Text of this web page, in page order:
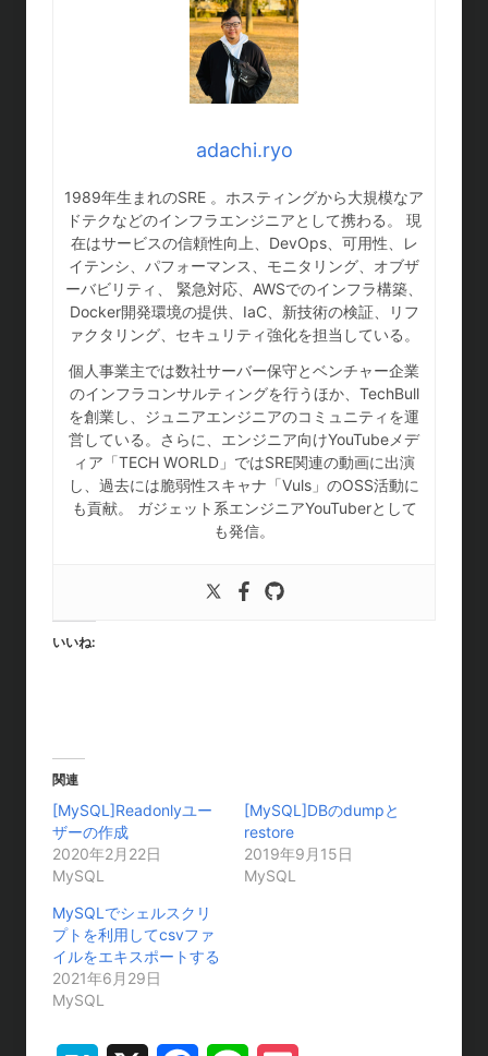
adachi.ryo
1989年生まれのSRE 。ホスティングから大規模なア
ドテクなどのインフラエンジニアとして携わる。 現
在はサービスの信頼性向上、DevOps、可用性、レ
イテンシ、パフォーマンス、モニタリング、オブザ
ーバビリティ、 緊急対応、AWSでのインフラ構築、
Docker開発環境の提供、IaC、新技術の検証、リフ
ァクタリング、セキュリティ強化を担当している。
個人事業主では数社サーバー保守とベンチャー企業
のインフラコンサルティングを行うほか、TechBull
を創業し、ジュニアエンジニアのコミュニティを運
営している。さらに、エンジニア向けYouTubeメデ
ィア「TECH WORLD」ではSRE関連の動画に出演
し、過去には脆弱性スキャナ「Vuls」のOSS活動に
も貢献。 ガジェット系エンジニアYouTuberとして
も発信。
いいね:
関連
[MySQL]Readonlyユー
ザーの作成
2020年2月22日
MySQL
[MySQL]DBのdumpと
restore
2019年9月15日
MySQL
MySQLでシェルスクリ
プトを利用してcsvファ
イルをエキスポートする
2021年6月29日
MySQL